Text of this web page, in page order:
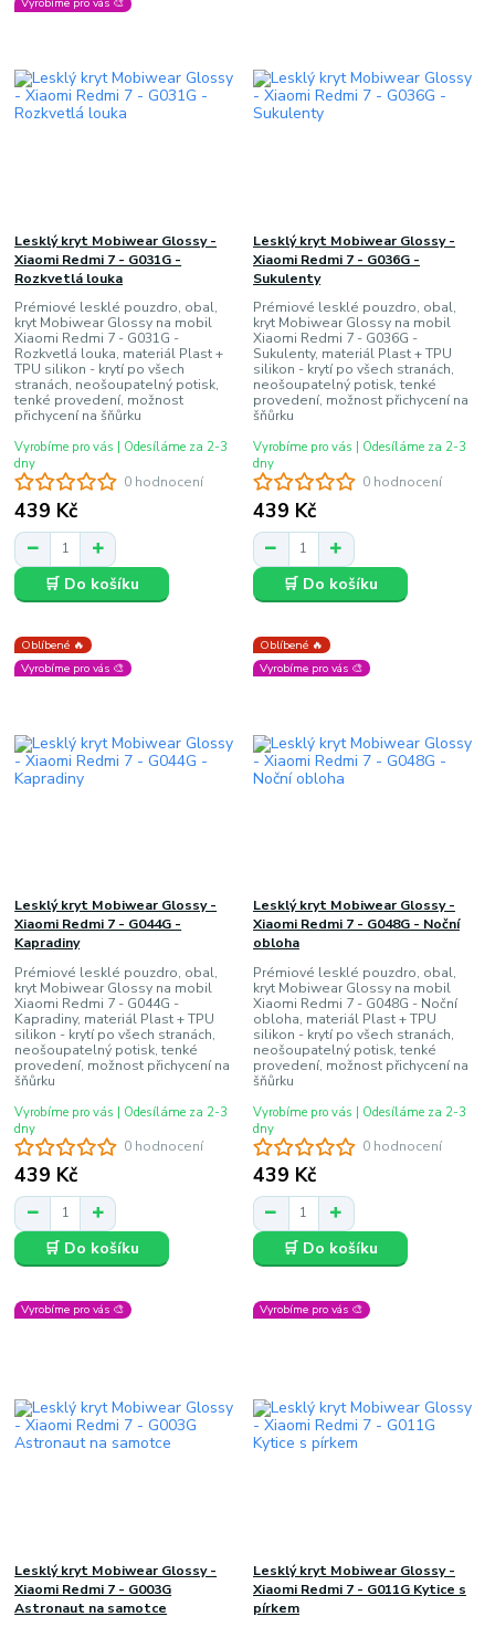
0 hodnocení
Lesklý kryt Mobiwear Glossy -
Xiaomi Redmi 7 - G031G -
Rozkvetlá louka
Prémiové lesklé pouzdro, obal,
kryt Mobiwear Glossy na mobil
Xiaomi Redmi 7 - G031G -
Rozkvetlá louka, materiál Plast +
TPU silikon - krytí po všech
stranách, neošoupatelný potisk,
tenké provedení, možnost
přichycení na šňůrku
439 Kč
Vyrobíme pro vás | Odesíláme za 2-3
dny
🛒 Do košíku
0 hodnocení
Lesklý kryt Mobiwear Glossy -
Xiaomi Redmi 7 - G036G -
Sukulenty
Prémiové lesklé pouzdro, obal,
kryt Mobiwear Glossy na mobil
Xiaomi Redmi 7 - G036G -
Sukulenty, materiál Plast + TPU
silikon - krytí po všech stranách,
neošoupatelný potisk, tenké
provedení, možnost přichycení na
šňůrku
439 Kč
Vyrobíme pro vás | Odesíláme za 2-3
dny
🛒 Do košíku
Oblíbené 🔥
Vyrobíme pro vás 🎨
0 hodnocení
Lesklý kryt Mobiwear Glossy -
Xiaomi Redmi 7 - G044G -
Kapradiny
Prémiové lesklé pouzdro, obal,
kryt Mobiwear Glossy na mobil
Xiaomi Redmi 7 - G044G -
Kapradiny, materiál Plast + TPU
silikon - krytí po všech stranách,
neošoupatelný potisk, tenké
provedení, možnost přichycení na
šňůrku
439 Kč
Vyrobíme pro vás | Odesíláme za 2-3
dny
🛒 Do košíku
Oblíbené 🔥
Vyrobíme pro vás 🎨
0 hodnocení
Lesklý kryt Mobiwear Glossy -
Xiaomi Redmi 7 - G048G - Noční
obloha
Prémiové lesklé pouzdro, obal,
kryt Mobiwear Glossy na mobil
Xiaomi Redmi 7 - G048G - Noční
obloha, materiál Plast + TPU
silikon - krytí po všech stranách,
neošoupatelný potisk, tenké
provedení, možnost přichycení na
šňůrku
439 Kč
Vyrobíme pro vás | Odesíláme za 2-3
dny
🛒 Do košíku
Vyrobíme pro vás 🎨
Lesklý kryt Mobiwear Glossy -
Xiaomi Redmi 7 - G003G
Astronaut na samotce
Vyrobíme pro vás 🎨
Lesklý kryt Mobiwear Glossy -
Xiaomi Redmi 7 - G011G Kytice s
pírkem